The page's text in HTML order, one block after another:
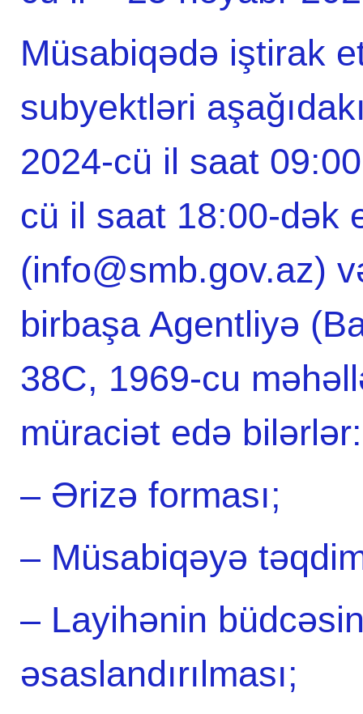
Müsabiqədə iştirak
subyektləri
2024-cü il saat
cü il saat 18:00-dək
(info@smb.gov.az)
birbaşa Agentliyə
38C, 1969-cu
müraciət edə bilərlər:
– Ərizə forması;
– Müsabiqəyə
– Layihənin
əsaslandırılması;